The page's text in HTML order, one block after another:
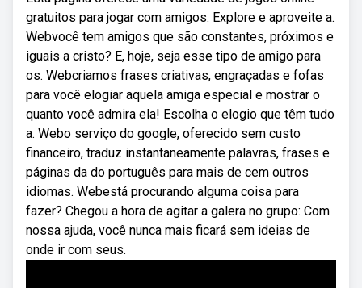
gratuitos para jogar com amigos. Explore e aproveite a.
Webvocê tem amigos que são constantes, próximos e
iguais a cristo? E, hoje, seja esse tipo de amigo para
os. Webcriamos frases criativas, engraçadas e fofas
para você elogiar aquela amiga especial e mostrar o
quanto você admira ela! Escolha o elogio que têm tudo
a. Webo serviço do google, oferecido sem custo
financeiro, traduz instantaneamente palavras, frases e
páginas da do português para mais de cem outros
idiomas. Webestá procurando alguma coisa para
fazer? Chegou a hora de agitar a galera no grupo: Com
nossa ajuda, você nunca mais ficará sem ideias de
onde ir com seus.